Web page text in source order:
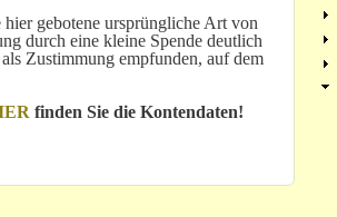
gebotene ursprüngliche Art von
durch eine kleine Spende deutlich
Zustimmung empfunden, auf dem
finden Sie die Kontendaten!